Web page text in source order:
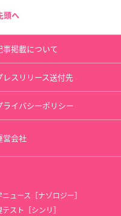
頭へ
事掲載について
レスリリース送付先
ライバシーポリシー
営会社
ュース［ナゾロジー］
スト［シンリ］